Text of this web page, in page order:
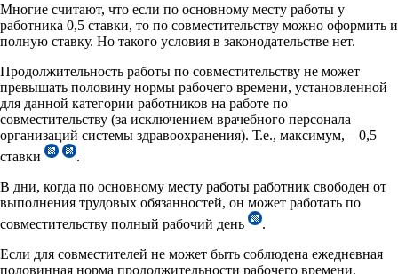
Многие считают, что если по основному месту работы у
работника 0,5 ставки, то по совместительству можно оформить и
полную ставку. Но такого условия в законодательстве нет.
Продолжительность работы по совместительству не может
превышать половину нормы рабочего времени, установленной
для данной категории работников на работе по
совместительству (за исключением врачебного персонала
организаций системы здравоохранения). Т.е., максимум, – 0,5
ставки
.
В дни, когда по основному месту работы работник свободен от
выполнения трудовых обязанностей, он может работать по
совместительству полный рабочий день
.
Если для совместителей не может быть соблюдена ежедневная
половинная норма продолжительности рабочего времени,